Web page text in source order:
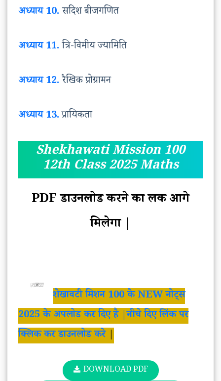
अध्याय 10.सदिश बीजगणित
अध्याय 11.त्रि-विमीय ज्यामिति
अध्याय 12.रैखिक प्रोग्रामन
अध्याय 13.प्रायिकता
Shekhawati Mission 100
12th Class 2025 Maths
PDF डाउनलोड करने का लिंक आगे
मिलेगा |
शेखावटी मिशन 100 के NEW नोट्स
2025 के अपलोड कर दिए है |नीचे दिए लिंक पर
क्लिक कर डाउनलोड करे |
DOWNLOAD PDF